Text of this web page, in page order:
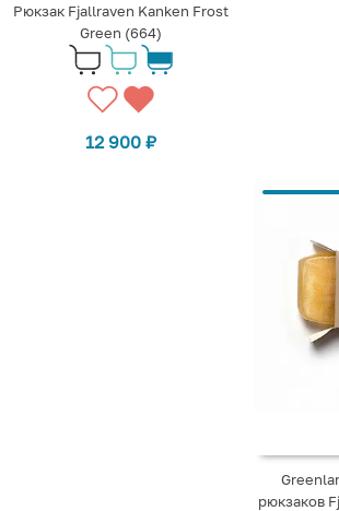
Рюкзак Fjallraven Kanken Frost
Green (664)
12 900 ₽
рюкзаков